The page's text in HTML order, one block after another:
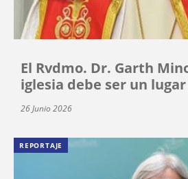
El Rvdmo. Dr. Garth
iglesia debe ser un
26 Junio 2026
REPORTAJE